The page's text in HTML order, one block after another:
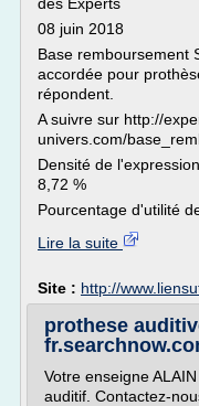
08 juin 2018
Base remboursement
accordée pour
répondent.
A suivre sur http://
univers.com/
Densité de
8,72 %
Pourcentage d'utilité
Lire la suite
Site : http://
prothese
Votre enseigne
auditif. Contactez-